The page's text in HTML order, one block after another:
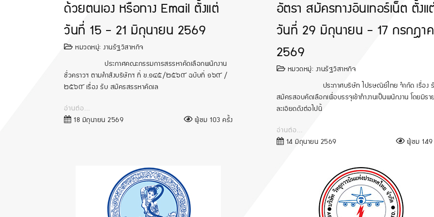
ด้วยตนเอง หรือทาง Email ตั้งแต่
วันที่ 15 - 21 มิถุนายน 2569
หมวดหมู่: งานรัฐวิสาหกิจ
ประกาศคณะกรรมการสรรหาคัดเลือกพนักงาน
ชั่วคราวฯ ตามคำสังบริษัทฯ ที่ ข.๑๔๕/๒๕๖๙ ฉบับที่ ๑๖๙ /
๒๕๖๙ เรื่อง รับ สมัครสรรหาคัดเล
อ่านต่อ...
18 มิถุนายน 2569
ผู้ชม 103 ครั้ง
อัตรา สมัครทางอินเทอร์เน็ต ตั้งแ
วันที่ 29 มิถุนายน - 17 กรกฎา
2569
หมวดหมู่: งานรัฐวิสาหกิจ
ประกาศบริษัท ไปรษณีย์ไทย จำกัด เรื่อง
สมัครสอบคัดเลือกเพื่อบรรจุเข้าทำงานเป็นพนักงาน โดยมีรา
ละเอียดดังต่อไปนี้
อ่านต่อ...
14 มิถุนายน 2569
ผู้ชม 149